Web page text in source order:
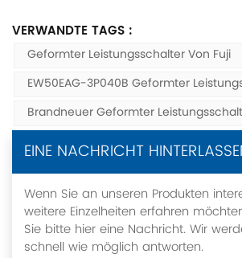
VERWANDTE TAGS :
Geformter Leistungsschalter Von Fuji
EW50EAG-3P040B Geformter
Brandneuer Geformter
EINE NACHRICHT
Wenn Sie an unseren Produkten
weitere Einzelheiten erfahren
Sie bitte hier eine Nachricht. Wir
schnell wie möglich antworten.